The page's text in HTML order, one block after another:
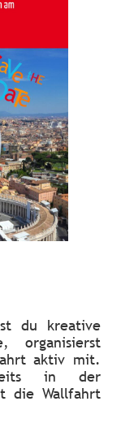
du kreative
organisierst
aktiv mit.
in der
die Wallfahrt